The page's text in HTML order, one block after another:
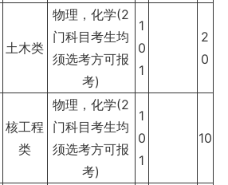
土木类
物理，化学(2
门科目考生均
须选考方可报
考)
1
0
1
2
0
核工程
类
物理，化学(2
门科目考生均
须选考方可报
考)
1
0
1
10